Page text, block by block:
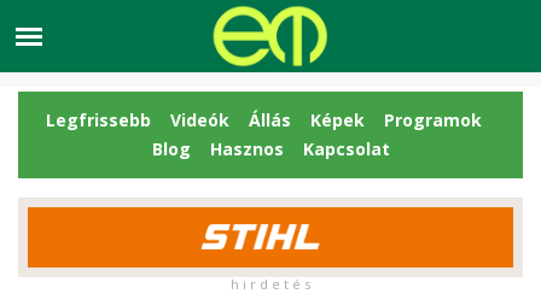
Legfrissebb Videók Állás Képek
Programok
Blog
Hasznos Kapcsolat
h i r d e t é s